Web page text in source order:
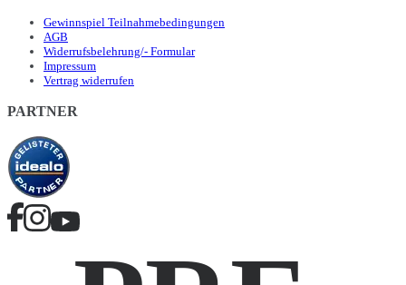
Gewinnspiel Teilnahmebedingungen
AGB
Widerrufsbelehrung/- Formular
Impressum
Vertrag widerrufen
PARTNER